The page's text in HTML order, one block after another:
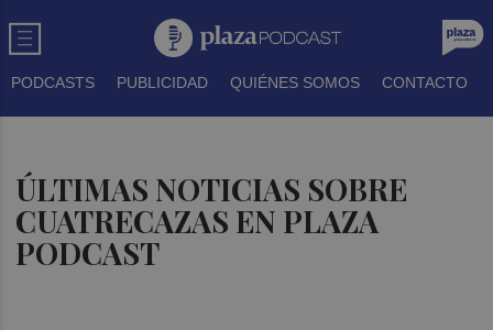
PODCASTS PUBLICIDAD QUIÉNES SOMOS CONTACTO
ÚLTIMAS NOTICIAS SOBRE
CUATRECAZAS EN PLAZA
PODCAST